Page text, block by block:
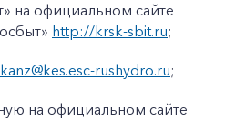
на официальном сайте
http://krsk-sbit.ru;
kanz@kes.esc-rushydro.ru;
на официальном сайте